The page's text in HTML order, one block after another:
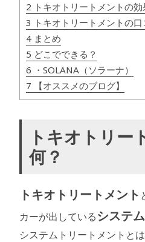
2 トキオトリートメントの効
3 トキオトリートメントの
4 まとめ
5 どこでできる？
6 ・SOLANA（ソラーナ）
7 【オススメのブログ】
トキオトリー
何？
トキオトリートメント
カーが出しているシステ
システムトリートメントと